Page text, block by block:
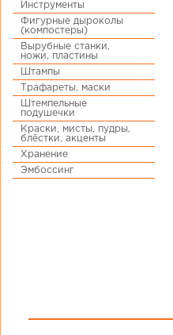
Инструменты
Фигурные дыроколы
(компостеры)
Вырубные станки,
ножи, пластины
Штампы
Трафареты, маски
Штемпельные
подушечки
Краски, мисты, пудры,
блёстки, акценты
Хранение
Эмбоссинг